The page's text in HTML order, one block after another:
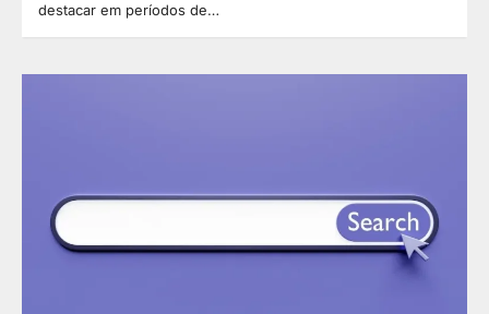
destacar em períodos de…